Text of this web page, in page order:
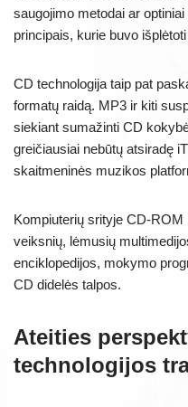
saugojimo metodai ar
principais, kurie buvo
CD technologija taip pat
formatų raidą. MP3 ir kiti
siekiant sumažinti CD
greičiausiai nebūtų atsiradę
skaitmeninės muzikos
Kompiuterių srityje CD-
veiksnių, lėmusių
enciklopedijos, mokymo
CD didelės talpos.
Ateities
technologijos